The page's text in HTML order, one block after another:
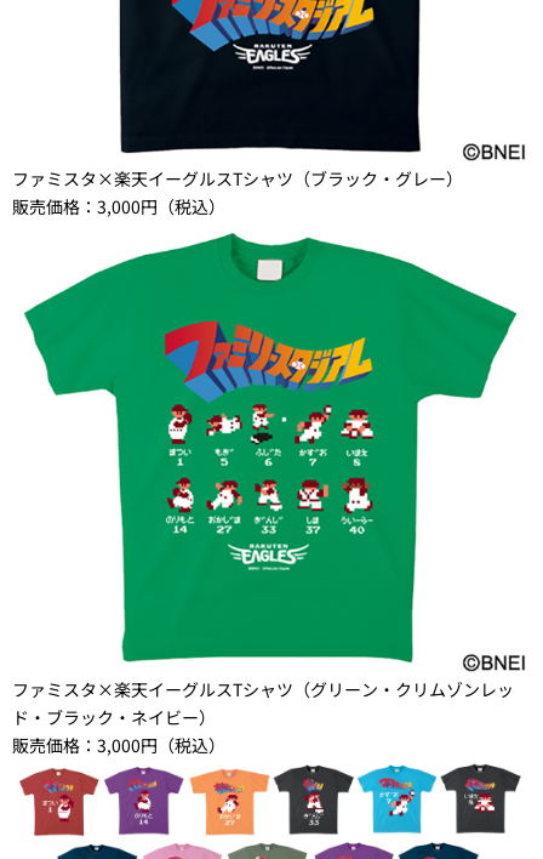
ファミスタ×楽天イーグルスTシャツ（ブラック・グレー）
販売価格：3,000円（税込）
ファミスタ×楽天イーグルスTシャツ（グリーン・クリムゾンレッ
ド・ブラック・ネイビー）
販売価格：3,000円（税込）